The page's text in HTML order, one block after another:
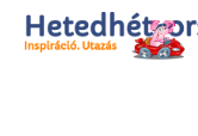
Az oldal sütiket
Adatvédelmi